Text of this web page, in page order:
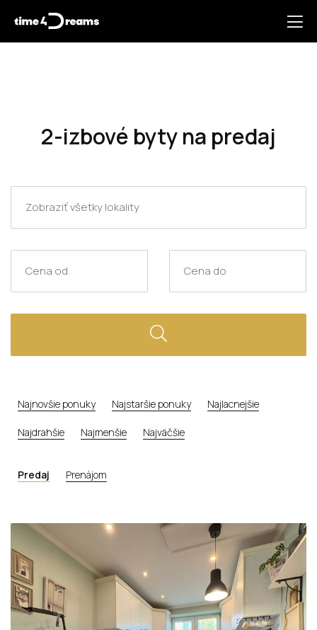
2-izbové byty na predaj
Najnovšie ponuky Najstaršie ponuky Najlacnejšie
Najdrahšie Najmenšie Najväčšie
Predaj Prenájom